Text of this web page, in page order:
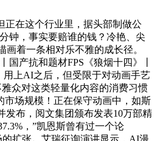
正在这个行业里，据头部制做公
钟，事实要赔谁的钱？冷艳、尖
着一条相对乐不雅的成长径。
产抗和题材FPS《狼烟十四》丨
用上AI之后，但受限于对动画手艺
众对这类轻量化内容的消费习惯
市场规模！正在保守动画中，如斯
发布，阅文集团颁布发表10万部精
，”凯恩斯曾有过一个论
扩张。艾瑞征询演讲显示，AI漫